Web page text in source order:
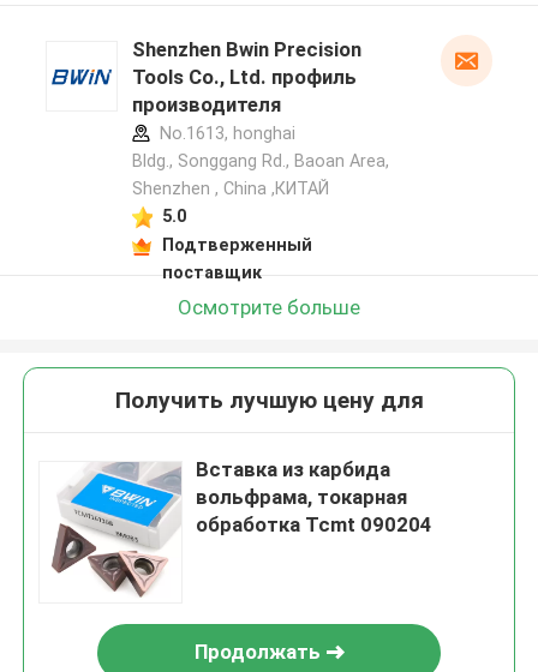
Shenzhen Bwin Precision
Tools Co., Ltd. профиль
производителя
No.1613, honghai
Bldg., Songgang Rd., Baoan Area,
Shenzhen , China ,КИТАЙ
5.0
Подтверженный
поставщик
Осмотрите больше
Получить лучшую цену для
Вставка из карбида
вольфрама, токарная
обработка Tcmt 090204
Продолжать